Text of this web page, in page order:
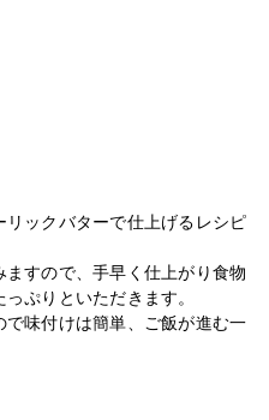
ックバターで仕上げるレシピ
すので、手早く仕上がり食物
ぷりといただきます。
味付けは簡単、ご飯が進む一